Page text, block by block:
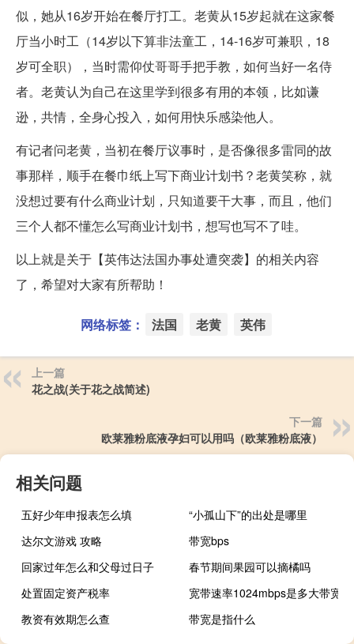
似，她从16岁开始在餐厅打工。老黄从15岁起就在这家餐
厅当小时工（14岁以下算非法童工，14-16岁可兼职，18
岁可全职），当时需仰仗哥哥手把手教，如何当好一名侍
者。老黄认为自己在这里学到很多有用的本领，比如谦
逊，共情，全身心投入，如何用快乐感染他人。
有记者问老黄，当初在餐厅议事时，是否像很多雷同的故
事那样，顺手在餐巾纸上写下商业计划书？老黄笑称，就
没想过要有什么商业计划，只知道要干大事，而且，他们
三个人都不懂怎么写商业计划书，想写也写不了哇。
以上就是关于【英伟达法国办事处遭突袭】的相关内容
了，希望对大家有所帮助！
网络标签： 法国 老黄 英伟
上一篇
花之战(关于花之战简述)
下一篇
欧莱雅粉底液孕妇可以用吗（欧莱雅粉底液）
相关问题
五好少年申报表怎么填
“小孤山下”的出处是哪里
达尔文游戏 攻略
带宽bps
回家过年怎么和父母过日子
春节期间果园可以摘橘吗
处置固定资产税率
宽带速率1024mbps是多大带宽
教资有效期怎么查
带宽是指什么